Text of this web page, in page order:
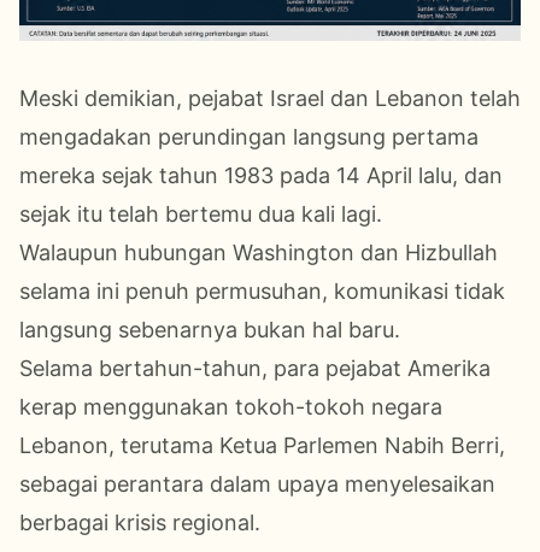
Meski demikian, pejabat Israel dan Lebanon telah
mengadakan perundingan langsung pertama
mereka sejak tahun 1983 pada 14 April lalu, dan
sejak itu telah bertemu dua kali lagi.
Walaupun hubungan Washington dan Hizbullah
selama ini penuh permusuhan, komunikasi tidak
langsung sebenarnya bukan hal baru.
Selama bertahun-tahun, para pejabat Amerika
kerap menggunakan tokoh-tokoh negara
Lebanon, terutama Ketua Parlemen Nabih Berri,
sebagai perantara dalam upaya menyelesaikan
berbagai krisis regional.